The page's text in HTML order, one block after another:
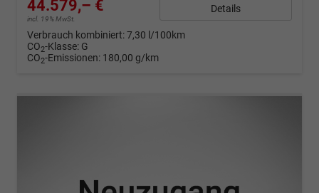
44.579,– €
incl. 19% MwSt.
Details
Verbrauch kombiniert:7,30 l/100km
CO2-Klasse: G
CO2-Emissionen: 180,00 g/km